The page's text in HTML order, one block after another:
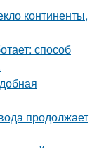
континенты,
способ
продолжает